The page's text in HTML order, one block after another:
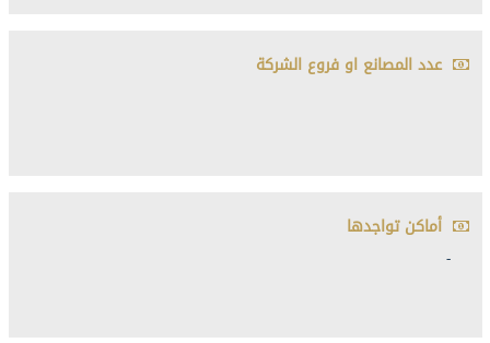
عدد المصانع او فروع الشركة
أماكن تواجدها
-